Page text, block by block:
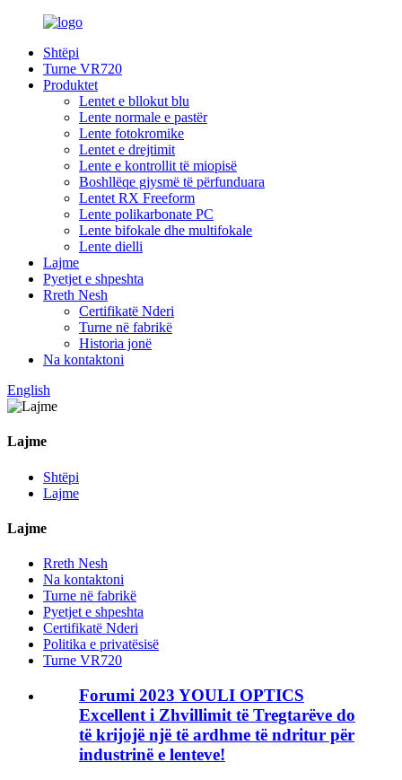
Shtëpi
Turne VR720
Produktet
Lentet e bllokut blu
Lente normale e pastër
Lente fotokromike
Lentet e drejtimit
Lente e kontrollit të miopisë
Boshllëqe gjysmë të përfunduara
Lentet RX Freeform
Lente polikarbonate PC
Lente bifokale dhe multifokale
Lente dielli
Lajme
Pyetjet e shpeshta
Rreth Nesh
Certifikatë Nderi
Turne në fabrikë
Historia jonë
Na kontaktoni
English
Lajme
Shtëpi
Lajme
Lajme
Rreth Nesh
Na kontaktoni
Turne në fabrikë
Pyetjet e shpeshta
Certifikatë Nderi
Politika e privatësisë
Turne VR720
Forumi 2023 YOULI OPTICS
Excellent i Zhvillimit të Tregtarëve do
të krijojë një të ardhme të ndritur për
industrinë e lenteve!